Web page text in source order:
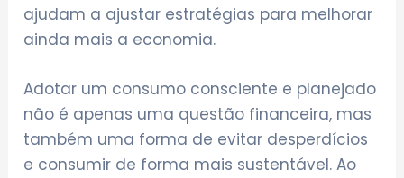
ajudam a ajustar estratégias para melhorar
ainda mais a economia.
Adotar um consumo consciente e planejado
não é apenas uma questão financeira, mas
também uma forma de evitar desperdícios
e consumir de forma mais sustentável. Ao